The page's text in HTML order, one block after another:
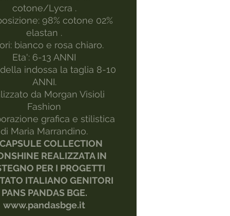
cotone/Lycra .
98% cotone 02%
elastan .
bianco e rosa chiaro.
Eta': 6-13 ANNI
indossa la taglia 8-10
ANNI.
da Morgan Visioli
Fashion
grafica e stilistica
di Maria Marrandino.
COLLECTION
REALIZZATA IN
PER I PROGETTI
ITALIANO GENITORI
PANS PANDAS BGE.
www.pandasbge.it